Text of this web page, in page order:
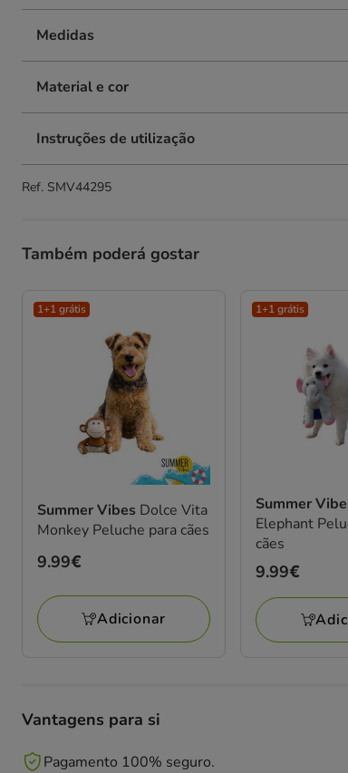
Medidas
Material e cor
Instruções de utilização
Ref. SMV44295
Também poderá gostar
1+1 grátis
Summer Vibes Dolce Vita
Monkey Peluche para cães
Preço
9.99€
Adicionar
1+1 grátis
Summer
Elephant
cães
Preço
9.99€
9.99€
Vantagens para si
Pagamento 100% seguro.